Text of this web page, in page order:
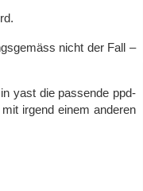
nicht der Fall –
yast die passende ppd-
irgend einem anderen